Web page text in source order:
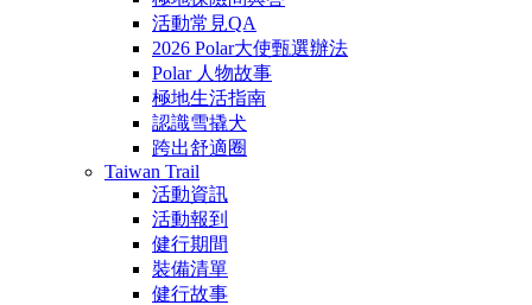
活動常見QA
2026 Polar大使甄選辦法
Polar 人物故事
極地生活指南
認識雪撬犬
跨出舒適圈
Taiwan Trail
活動資訊
活動報到
健行期間
裝備清單
健行故事